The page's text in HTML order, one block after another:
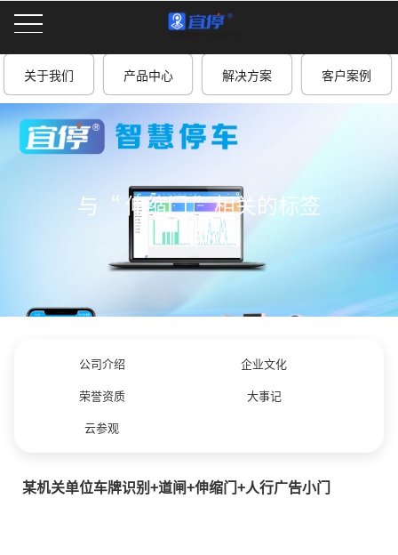
关于我们 产品中心 解决方案 客户案例
与 “ 伸缩门 ”相关的标签
公司介绍 企业文化
荣誉资质 大事记
云参观
某机关单位车牌识别+道闸+伸缩门+人行广告小门